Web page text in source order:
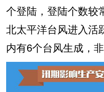
个登陆，登陆个数较
北太平洋台风进入活
内有6个台风生成，非